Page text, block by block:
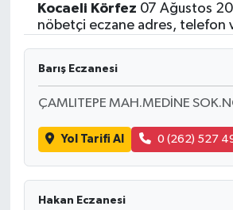
Kocaeli Körfez 07 Ağustos
nöbetçi eczane adres, telefon
Barış Eczanesi
ÇAMLITEPE MAH.MEDİNE
Yol Tarifi Al 0 (262) 527
Hakan Eczanesi